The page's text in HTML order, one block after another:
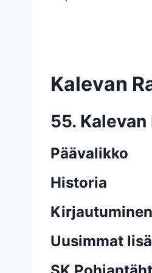
Kalevan
55.
Päävalikko
Historia
Kirjautuminen
Uusimmat